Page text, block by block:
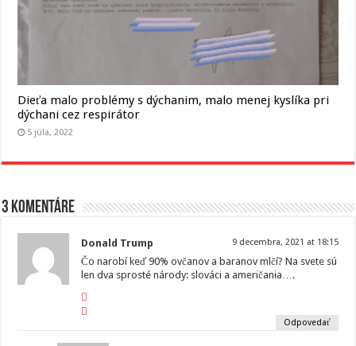
Dieťa malo problémy s dýchanim, malo menej kyslíka pri
dýchani cez respirátor
5 júla, 2022
3 komentáre
Donald Trump 9 decembra, 2021 at 18:15
Čo narobí keď 90% ovčanov a baranov mlčí? Na svete sú
len dva sprosté národy: slováci a američania….
Odpovedať